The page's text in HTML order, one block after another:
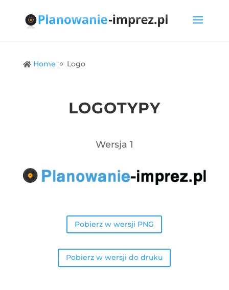
 Home 9 Logo
LOGOTYPY
Wersja 1
Pobierz w wersji PNG
Pobierz w wersji do druku